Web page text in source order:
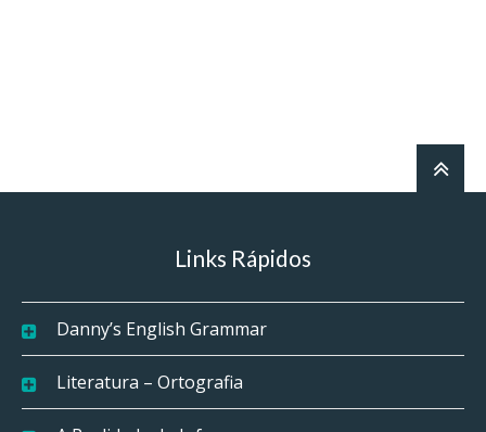
Links Rápidos
Danny’s English Grammar
Literatura – Ortografia